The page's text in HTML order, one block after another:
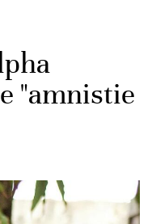
"amnistie